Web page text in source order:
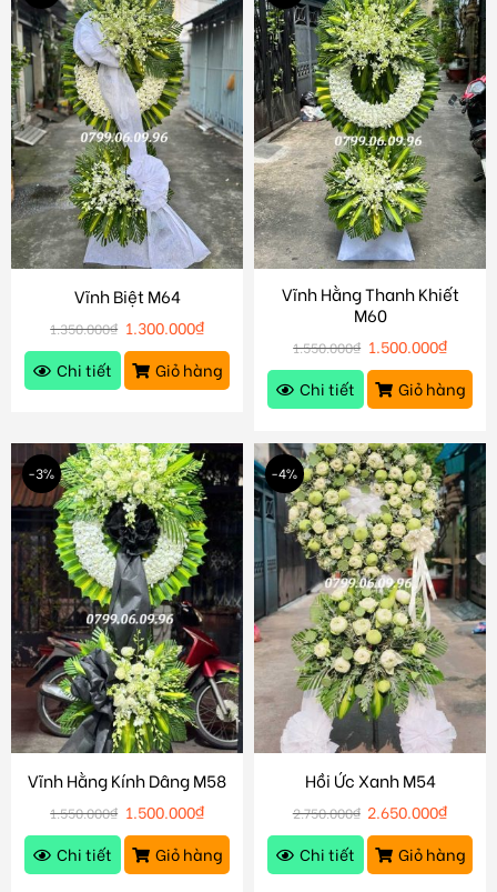
Vĩnh Biệt M64
1.350.000₫ 1.300.000₫
Chi tiết
Giỏ hàng
Vĩnh Hằng Thanh Khiết
M60
1.550.000₫ 1.500.000₫
Chi tiết
Giỏ hàng
-3%
Vĩnh Hằng Kính Dâng M58
1.550.000₫ 1.500.000₫
Chi tiết
Giỏ hàng
-4%
Hồi Ức Xanh M54
2.750.000₫ 2.650.000₫
Chi tiết
Giỏ hàng